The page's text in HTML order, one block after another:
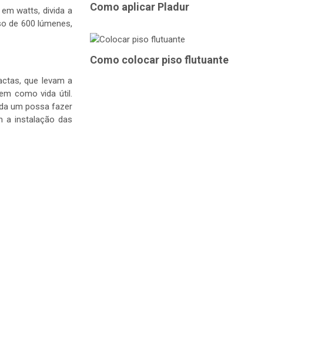
watts, divida a
de 600 lúmenes,
que levam a
como vida útil.
um possa fazer
a instalação das
Como aplicar Pladur
Como colocar piso flutuante